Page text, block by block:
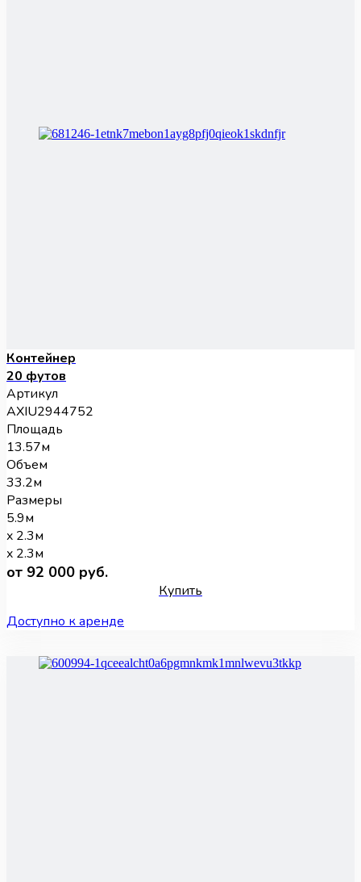
Контейнер
20 футов
Артикул
AXIU2944752
Площадь
13.57м
Объем
33.2м
Размеры
5.9м
x 2.3м
x 2.3м
от 92 000 руб.
Купить
Доступно к аренде